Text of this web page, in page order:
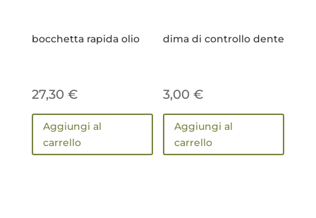
bocchetta rapida olio
27,30 €
Aggiungi al
carrello
dima di controllo dente
3,00€
Aggiungi al
carrello